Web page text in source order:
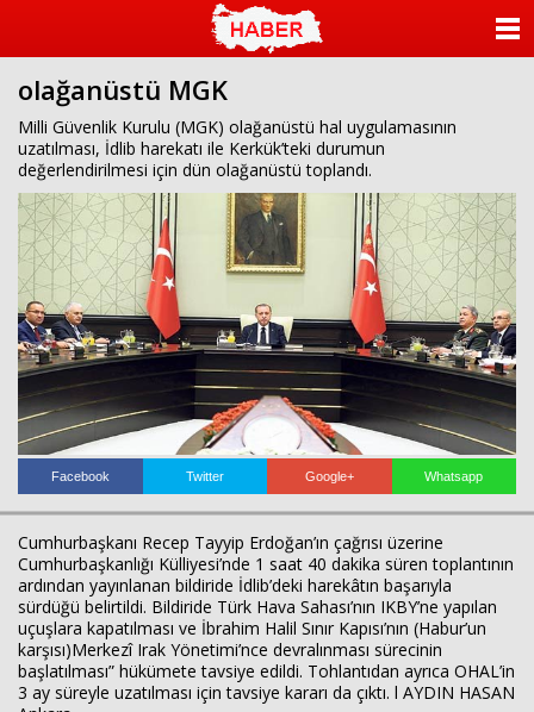
bizim
mekan
çemberleme
makinası
kurumsal
web
olağanüstü MGK
Milli Güvenlik Kurulu (MGK) olağanüstü hal uygulamasının
uzatılması, İdlib harekatı ile Kerkük’teki durumun
değerlendirilmesi için dün olağanüstü toplandı.
Facebook Twitter Google+ Whatsapp
Cumhurbaşkanı Recep Tayyip Erdoğan’ın çağrısı üzerine
Cumhurbaşkanlığı Külliyesi’nde 1 saat 40 dakika süren toplantının
ardından yayınlanan bildiride İdlib’deki harekâtın başarıyla
sürdüğü belirtildi. Bildiride Türk Hava Sahası’nın IKBY’ne yapılan
uçuşlara kapatılması ve İbrahim Halil Sınır Kapısı’nın (Habur’un
karşısı)Merkezî Irak Yönetimi’nce devralınması sürecinin
başlatılması” hükümete tavsiye edildi. Tohlantıdan ayrıca OHAL’in
3 ay süreyle uzatılması için tavsiye kararı da çıktı. l AYDIN HASAN
YAZARLAR
ANKETLER
FOTO GALERİ
VİDEO GALERİ
KÜNYE
İLETİŞİM
Haberin Doğru Adresi.